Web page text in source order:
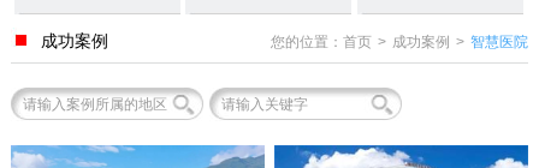
成功案例 您的位置：首页 > 成功案例 > 智慧医院